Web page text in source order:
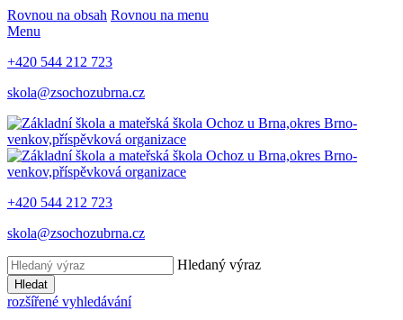
Rovnou na obsah Rovnou na menu
Menu
+420 544 212 723
skola@zsochozubrna.cz
+420 544 212 723
skola@zsochozubrna.cz
Hledaný výraz
Hledat
rozšířené vyhledávání